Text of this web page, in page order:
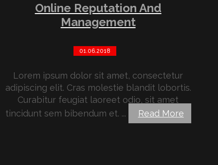
Online Reputation And
Management
01.06.2018
Lorem ipsum dolor sit amet, consectetur
adipiscing elit. Cras molestie blandit lobortis.
Curabitur feugiat laoreet odio, sit amet
tincidunt sem bibendum et. ...
Read More